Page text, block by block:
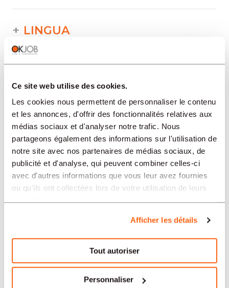
Ce site web utilise des cookies.
Les cookies nous permettent de personnaliser le contenu
et les annonces, d'offrir des fonctionnalités relatives aux
médias sociaux et d'analyser notre trafic. Nous
partageons également des informations sur l'utilisation de
notre site avec nos partenaires de médias sociaux, de
publicité et d'analyse, qui peuvent combiner celles-ci
avec d'autres informations que vous leur avez fournies
ou qu'ils ont collectées lors de votre utilisation de leurs
Afficher les détails
Tout autoriser
Personnaliser
LINGUA
Industria/Produzione/Alimentazione/Tecnica/
Offres d'emploi
Industria/Produzione/Alimentazione/Tecnica/
Biel
Offres d'emploi
Industria/Produzione/Alimentazione/Tecnica/
Basilea
Offres d'emploi
Industria/Produzione/Alimentazione/Tecnica/
Offres d'emploi
Industria/Produzione/Alimentazione/Tecnica/